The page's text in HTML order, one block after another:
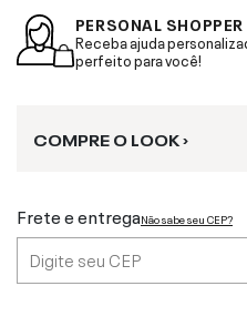
PERSONAL SHOPPER
Receba ajuda
perfeito para você!
COMPRE O LOOK ›
Frete e entregaNão sabe seu CEP?